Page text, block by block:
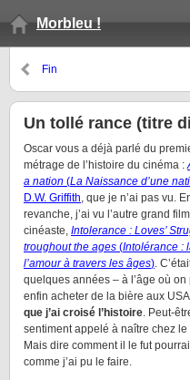
Morbleu !
Fin
Un tollé rance (titre
Oscar vous a déjà parlé du
métrage de l’histoire du cinéma :
a nation (La Naissance d’une
D.W. Griffith, que je n’ai pas vu.
revanche, j’ai vu l’autre grand
cinéaste, Intolerance : Loves’
troughout the ages (Intolérance :
l’amour à travers les âges).
quelques années – à l’âge où on
enfin acheter de la bière aux
que j’ai croisé l’histoire. Peut-
sentiment appelé à naître chez
Mais dire comment il le fut
comme j’ai pu le faire.